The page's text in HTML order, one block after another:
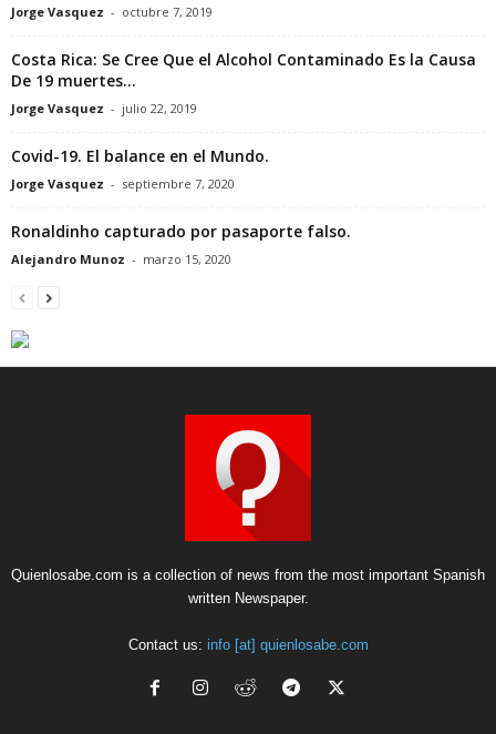
Jorge Vasquez - octubre 7, 2019
Costa Rica: Se Cree Que el Alcohol Contaminado Es la Causa
De 19 muertes...
Jorge Vasquez - julio 22, 2019
Covid-19. El balance en el Mundo.
Jorge Vasquez - septiembre 7, 2020
Ronaldinho capturado por pasaporte falso.
Alejandro Munoz - marzo 15, 2020
Quienlosabe.com is a collection of news from the most important Spanish
written Newspaper.
Contact us: info [at] quienlosabe.com